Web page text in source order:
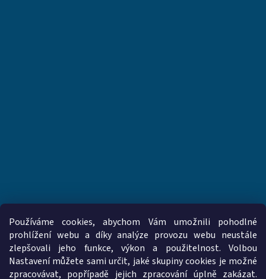
Používáme cookies, abychom Vám umožnili pohodlné
prohlížení webu a díky analýze provozu webu neustále
zlepšovali jeho funkce, výkon a použitelnost. Volbou
Nastavení můžete sami určit, jaké skupiny cookies je možné
zpracovávat, popřípadě jejich zpracování úplně zakázat.
www.vzduchotechnika-ventilatory.cz www.palmat.cz